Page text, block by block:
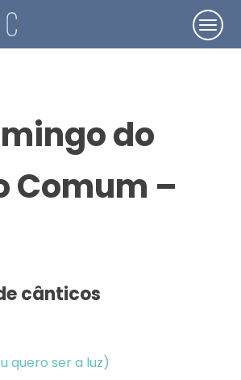
do
Comum –
cânticos
quero ser a luz)